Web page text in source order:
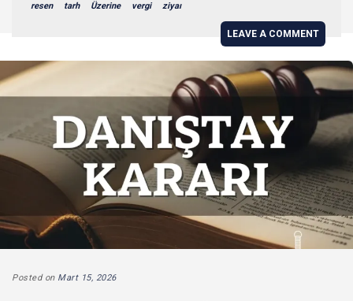
resen tarh Üzerine vergi ziyaı
LEAVE A COMMENT
Posted on Mart 15, 2026